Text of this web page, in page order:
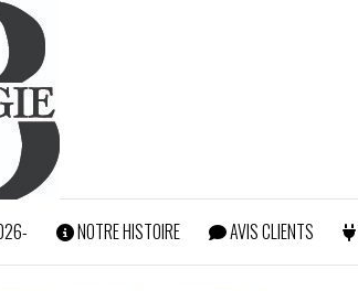
NOTRE HISTOIRE AVIS CLIENTS